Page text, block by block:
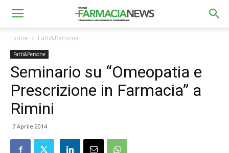
Home Fatti&Persone
Fatti&Persone
Seminario su “Omeopatia e
Prescrizione in Farmacia” a
Rimini
7 Aprile 2014